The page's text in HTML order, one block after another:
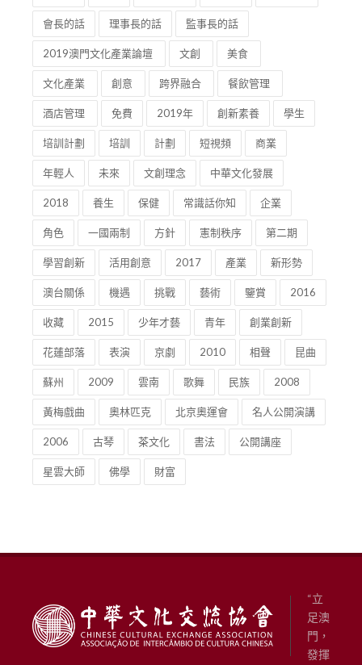
會長的話 理事長的話 監事長的話
2019澳門文化產業論壇 文創 美食
文化產業 創意 跨界融合 餐飲管理
酒店管理 免費 2019年 創新素養 學生
培訓計劃 培訓 計劃 短視頻 商業
年輕人 未來 文創理念 中華文化發展
2018 養生 保健 常識話你知 企業
角色 一國兩制 方針 憲制秩序 第二期
學習創新 活用創意 2017 產業 新形勢
澳台關係 機遇 挑戰 藝術 鑒賞 2016
收藏 2015 少年才藝 青年 創業創新
花蓮部落 表演 京劇 2010 相聲 昆曲
蘇州 2009 雲南 歌舞 民族 2008
黃梅戲曲 奧林匹克 北京奧運會 名人公開演講
2006 古琴 茶文化 書法 公開講座
星雲大師 佛學 財富
“立
足澳
門，
發揮